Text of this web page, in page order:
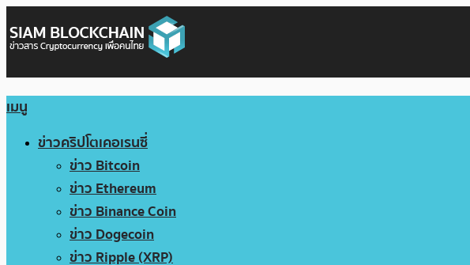
เมนู
ข่าวคริปโตเคอเรนซี่
ข่าว Bitcoin
ข่าว Ethereum
ข่าว Binance Coin
ข่าว Dogecoin
ข่าว Ripple (XRP)